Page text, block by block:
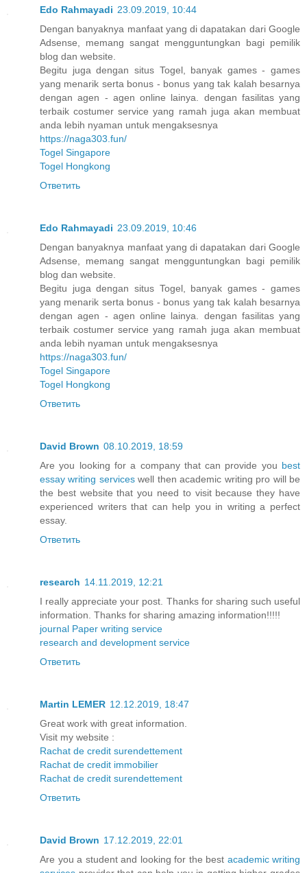
Edo Rahmayadi 23.09.2019, 10:44
Dengan banyaknya manfaat yang di dapatakan dari Google
Adsense, memang sangat mengguntungkan bagi pemilik
blog dan website.
Begitu juga dengan situs Togel, banyak games - games
yang menarik serta bonus - bonus yang tak kalah besarnya
dengan agen - agen online lainya. dengan fasilitas yang
terbaik costumer service yang ramah juga akan membuat
anda lebih nyaman untuk mengaksesnya
https://naga303.fun/
Togel Singapore
Togel Hongkong
Ответить
Edo Rahmayadi 23.09.2019, 10:46
Dengan banyaknya manfaat yang di dapatakan dari Google
Adsense, memang sangat mengguntungkan bagi pemilik
blog dan website.
Begitu juga dengan situs Togel, banyak games - games
yang menarik serta bonus - bonus yang tak kalah besarnya
dengan agen - agen online lainya. dengan fasilitas yang
terbaik costumer service yang ramah juga akan membuat
anda lebih nyaman untuk mengaksesnya
https://naga303.fun/
Togel Singapore
Togel Hongkong
Ответить
David Brown 08.10.2019, 18:59
Are you looking for a company that can provide you best
essay writing serviceswell then academic writing pro will be
the best website that you need to visit because they have
experienced writers that can help you in writing a perfect
essay.
Ответить
research 14.11.2019, 12:21
I really appreciate your post. Thanks for sharing such useful
information. Thanks for sharing amazing information!!!!!
journal Paper writing service
research and development service
Ответить
Martin LEMER 12.12.2019, 18:47
Great work with great information.
Visit my website :
Rachat de credit surendettement
Rachat de credit immobilier
Rachat de credit surendettement
Ответить
David Brown 17.12.2019, 22:01
Are you a student and looking for the best academic writing